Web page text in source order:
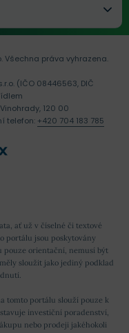
ať už v číselné či textové
portálu jsou poskytovány
pouze orientační, nemusí být
sloužit jako jediný podklad
tomto portálu slouží pouze k
investiční poradenství,
nebo prodeji jakéhokoli
Všechna práva vyhrazena.
(IČO 08446563, DIČ
120 00
telefon: +420 704 183 785